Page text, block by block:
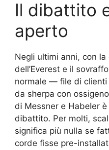
Il dibattito
aperto
Negli ultimi anni, con
dell’Everest e il
normale — file di clienti
da sherpa con
di Messner e Habeler
dibattito. Per molti,
significa più nulla se
corde fisse pre-